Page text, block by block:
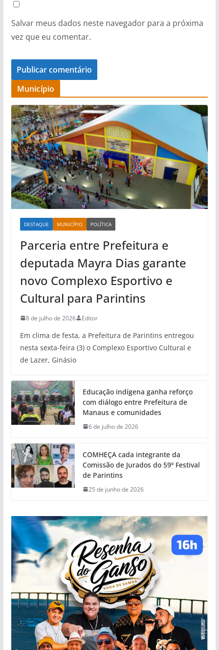
Salvar meus dados neste navegador para a próxima
vez que eu comentar.
Município
DESTAQUE MUNICÍPIO POLÍTICA
Parceria entre Prefeitura e
deputada Mayra Dias garante
novo Complexo Esportivo e
Cultural para Parintins
8 de julho de 2026 Editor
Em clima de festa, a Prefeitura de Parintins entregou
nesta sexta-feira (3) o Complexo Esportivo Cultural e
de Lazer, Ginásio
Educação indígena ganha reforço
com diálogo entre Prefeitura de
Manaus e comunidades
6 de julho de 2026
COMHEÇA cada integrante da
Comissão de Jurados do 59º Festival
de Parintins
25 de junho de 2026